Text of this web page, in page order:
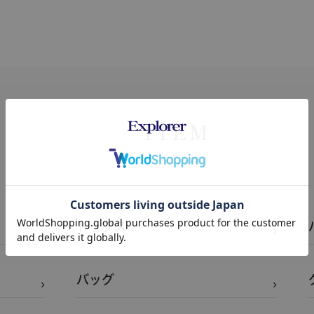
ITEM
アイテムを探す
トップス
バッグ